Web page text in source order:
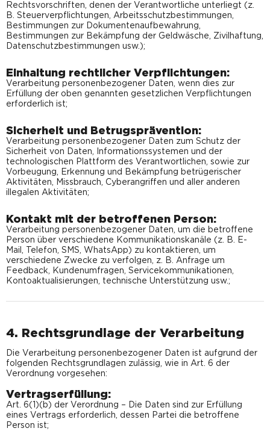
Rechtsvorschriften, denen der Verantwortliche unterliegt (z.
B. Steuerverpflichtungen, Arbeitsschutzbestimmungen,
Bestimmungen zur Dokumentenaufbewahrung,
Bestimmungen zur Bekämpfung der Geldwäsche, Zivilhaftung,
Datenschutzbestimmungen usw.);
Einhaltung rechtlicher Verpflichtungen:
Verarbeitung personenbezogener Daten, wenn dies zur
Erfüllung der oben genannten gesetzlichen Verpflichtungen
erforderlich ist;
Sicherheit und Betrugsprävention:
Verarbeitung personenbezogener Daten zum Schutz der
Sicherheit von Daten, Informationssystemen und der
technologischen Plattform des Verantwortlichen, sowie zur
Vorbeugung, Erkennung und Bekämpfung betrügerischer
Aktivitäten, Missbrauch, Cyberangriffen und aller anderen
illegalen Aktivitäten;
Kontakt mit der betroffenen Person:
Verarbeitung personenbezogener Daten, um die betroffene
Person über verschiedene Kommunikationskanäle (z. B. E-
Mail, Telefon, SMS, WhatsApp) zu kontaktieren, um
verschiedene Zwecke zu verfolgen, z. B. Anfrage um
Feedback, Kundenumfragen, Servicekommunikationen,
Kontoaktualisierungen, technische Unterstützung usw.;
4. Rechtsgrundlage der Verarbeitung
Die Verarbeitung personenbezogener Daten ist aufgrund der
folgenden Rechtsgrundlagen zulässig, wie in Art. 6 der
Verordnung vorgesehen:
Vertragserfüllung:
Art. 6(1)(b) der Verordnung – Die Daten sind zur Erfüllung
eines Vertrags erforderlich, dessen Partei die betroffene
Person ist;